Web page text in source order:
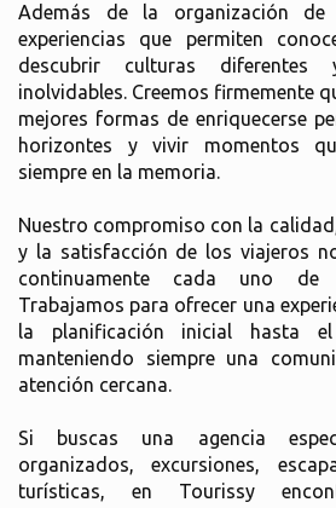
Además de la organización de
experiencias que permiten
descubrir culturas diferentes
inolvidables. Creemos firmemente
mejores formas de enriquecerse
horizontes y vivir momentos
siempre en la memoria.
Nuestro compromiso con la
y la satisfacción de los viajeros
continuamente cada uno de
Trabajamos para ofrecer una
la planificación inicial hasta
manteniendo siempre una
atención cercana.
Si buscas una agencia
organizados, excursiones,
turísticas, en Tourissy